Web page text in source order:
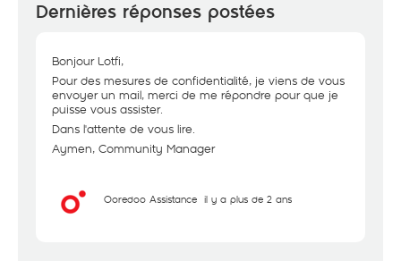
Dernières réponses postées
Bonjour Lotfi,
Pour des mesures de confidentialité, je viens de vous
envoyer un mail, merci de me répondre pour que je
puisse vous assister.
Dans l'attente de vous lire.
Aymen, Community Manager
Ooredoo Assistance il y a plus de 2 ans